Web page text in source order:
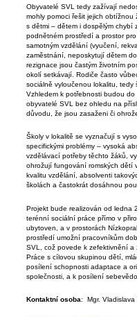
Obyvatelé SVL tedy zažívají
mohly pomoci řešit jejich
s dětmi – dětem i dospělým
podnětném prostředí a prostor
samotným vzdělání (vyučení,
zaměstnání, neposkytují dětem
rezignace jsou častým životním
okolí setkávají. Rodiče často
sociálně vyloučenou lokalitu, tedy
Vzhledem k potřebnosti budou
obyvatelé SVL bez ohledu na
důvodu, že jsou zasaženi či
Školy v lokalitě se vyznačují s
specifickými problémy – vysoká
vzdělávací potřeby těchto žáků,
ohrožují fungování romských dětí
kvalitu vzdělání, absolventi
školách a častokrát dosáhnou
Projekt bude realizován od ledna
terénní sociální práce přímo v
ubytoven, a v prostorách
prostředí umožní pracovníkům
SVL, což povede k zefektivnění a
Práce s cílovou skupinou dětí,
posílení schopnosti adaptace a
společnosti, a k posílení
Kontaktní osoba: Mgr. Vladislava